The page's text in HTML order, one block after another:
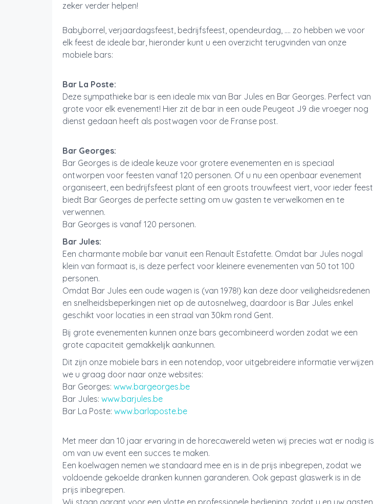
zeker verder helpen!
Babyborrel, verjaardagsfeest, bedrijfsfeest, opendeurdag, …. zo hebben we voor
elk feest de ideale bar, hieronder kunt u een overzicht terugvinden van onze
mobiele bars:
Bar La Poste:
Deze sympathieke bar is een ideale mix van Bar Jules en Bar Georges. Perfect van
grote voor elk evenement! Hier zit de bar in een oude Peugeot J9 die vroeger nog
dienst gedaan heeft als postwagen voor de Franse post.
Bar Georges:
Bar Georges is de ideale keuze voor grotere evenementen en is speciaal
ontworpen voor feesten vanaf 120 personen. Of u nu een openbaar evenement
organiseert, een bedrijfsfeest plant of een groots trouwfeest viert, voor ieder feest
biedt Bar Georges de perfecte setting om uw gasten te verwelkomen en te
verwennen.
Bar Georges is vanaf 120 personen.
Bar Jules:
Een charmante mobile bar vanuit een Renault Estafette. Omdat bar Jules nogal
klein van formaat is, is deze perfect voor kleinere evenementen van 50 tot 100
personen.
Omdat Bar Jules een oude wagen is (van 1978!) kan deze door veiligheidsredenen
en snelheidsbeperkingen niet op de autosnelweg, daardoor is Bar Jules enkel
geschikt voor locaties in een straal van 30km rond Gent.
Bij grote evenementen kunnen onze bars gecombineerd worden zodat we een
grote capaciteit gemakkelijk aankunnen.
Dit zijn onze mobiele bars in een notendop, voor uitgebreidere informatie verwijzen
we u graag door naar onze websites:
Bar Georges: www.bargeorges.be
Bar Jules: www.barjules.be
Bar La Poste: www.barlaposte.be
Met meer dan 10 jaar ervaring in de horecawereld weten wij precies wat er nodig is
om van uw event een succes te maken.
Een koelwagen nemen we standaard mee en is in de prijs inbegrepen, zodat we
voldoende gekoelde dranken kunnen garanderen. Ook gepast glaswerk is in de
prijs inbegrepen.
Wij staan garant voor een vlotte en professionele bediening, zodat u en uw gasten